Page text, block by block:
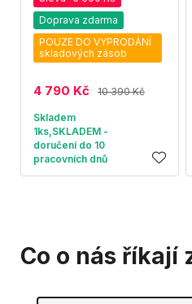
Doprava zdarma
POUZE DO VYPRODÁNÍ
skladových zásob
4 790 Kč 10 390 Kč
Skladem
1ks,SKLADEM -
doručení do 10
pracovních dnů
Co o nás říkají